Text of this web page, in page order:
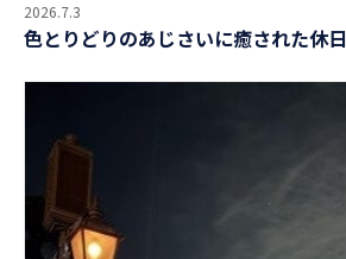
2026.7.3
色とりどりのあじさいに癒された休日